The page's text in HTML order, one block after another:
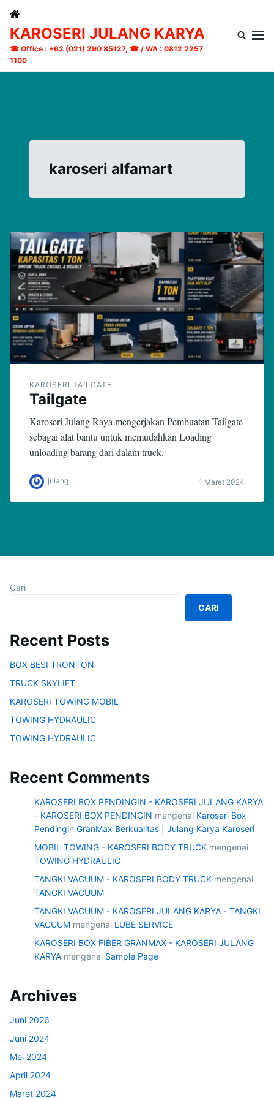
Skip
content
for:
KAROSERI JULANG KARYA
☎ Office : +62 (021) 290 85127, ☎ / WA : 0812 2257
1100
karoseri alfamart
KAROSERI TAILGATE
Tailgate
Karoseri Julang Raya mengerjakan Pembuatan Tailgate
sebagai alat bantu untuk memudahkan Loading
unloading barang dari dalam truck.
julang 1 Maret 2024
Cari
CARI
Recent Posts
BOX BESI TRONTON
TRUCK SKYLIFT
KAROSERI TOWING MOBIL
TOWING HYDRAULIC
TOWING HYDRAULIC
Recent Comments
KAROSERI BOX PENDINGIN - KAROSERI JULANG KARYA
- KAROSERI BOX PENDINGIN mengenai Karoseri Box
Pendingin GranMax Berkualitas | Julang Karya Karoseri
MOBIL TOWING - KAROSERI BODY TRUCK mengenai
TOWING HYDRAULIC
TANGKI VACUUM - KAROSERI BODY TRUCK mengenai
TANGKI VACUUM
TANGKI VACUUM - KAROSERI JULANG KARYA - TANGKI
VACUUM mengenai LUBE SERVICE
KAROSERI BOX FIBER GRANMAX - KAROSERI JULANG
KARYA mengenai Sample Page
Archives
Juni 2026
Juni 2024
Mei 2024
April 2024
Maret 2024